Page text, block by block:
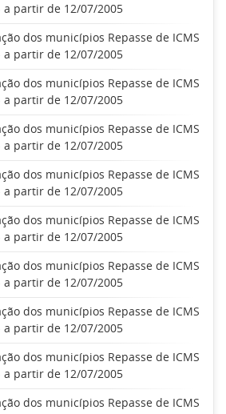
a partir de 12/07/2005
dos municípios Repasse de ICMS
a partir de 12/07/2005
dos municípios Repasse de ICMS
a partir de 12/07/2005
dos municípios Repasse de ICMS
a partir de 12/07/2005
dos municípios Repasse de ICMS
a partir de 12/07/2005
dos municípios Repasse de ICMS
a partir de 12/07/2005
dos municípios Repasse de ICMS
a partir de 12/07/2005
dos municípios Repasse de ICMS
a partir de 12/07/2005
dos municípios Repasse de ICMS
a partir de 12/07/2005
dos municípios Repasse de ICMS